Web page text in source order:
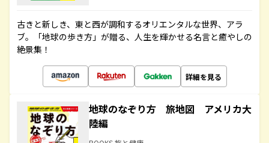
古きと新しき、東と西が調和するオリエンタルな世界、アラ
ブ。「地球の歩き方」が贈る、人生を輝かせる名言と癒やしの
絶景集！
詳細を見る
地球のなぞり方 旅地図 アメリカ大
陸編